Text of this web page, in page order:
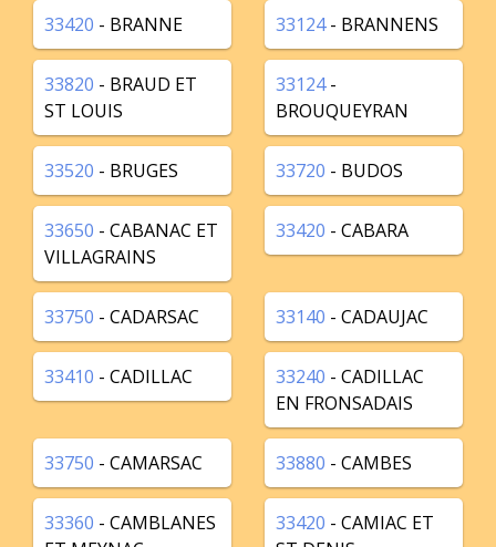
33420 - BRANNE 33124- BRANNENS
33820 - BRAUD ET
ST LOUIS
33124-
BROUQUEYRAN
33520 - BRUGES 33720 - BUDOS
33650 - CABANAC ET
VILLAGRAINS
33420 - CABARA
33750 - CADARSAC 33140 - CADAUJAC
33410 - CADILLAC 33240 - CADILLAC
EN FRONSADAIS
33750 - CAMARSAC 33880 - CAMBES
33360 - CAMBLANES
33420 - CAMIAC ET